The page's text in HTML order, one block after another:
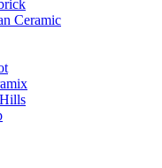
Ceramic